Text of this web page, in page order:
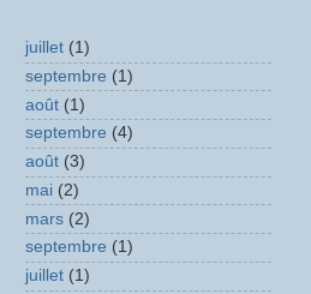
juillet (1)
septembre (1)
août (1)
septembre (4)
août (3)
mai (2)
mars (2)
septembre (1)
juillet (1)